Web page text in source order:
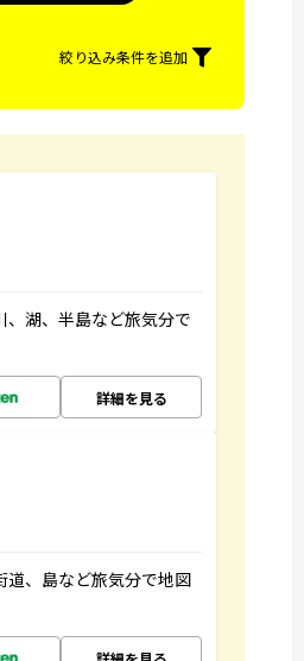
絞り込み条件を追加
、湖、半島など旅気分で
詳細を見る
道、島など旅気分で地図